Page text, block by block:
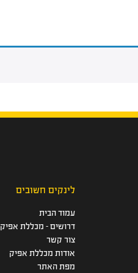
לינקים חשובים
עמוד הבית
דרושים - מכללת אפיק
צור קשר
אודות מכללת אפיק
מפת האתר